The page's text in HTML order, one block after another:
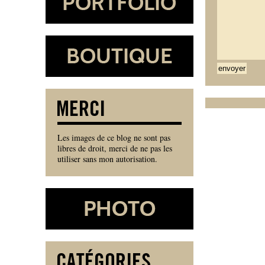
Les images de ce blog ne sont pas
libres de droit, merci de ne pas les
utiliser sans mon autorisation.